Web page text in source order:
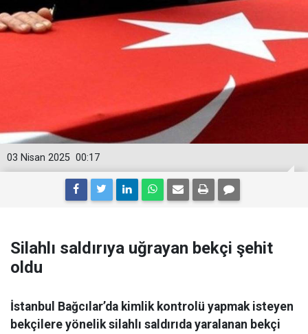
00:17
03 Nisan 2025
Silahlı saldırıya uğrayan bekçi şehit
oldu
İstanbul Bağcılar’da kimlik kontrolü yapmak isteyen
bekçilere yönelik silahlı saldırıda yaralanan bekçi